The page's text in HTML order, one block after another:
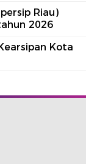
Riau)
2026
Kota